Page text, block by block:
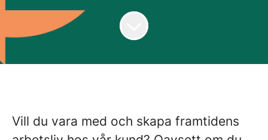
Vill du vara med och skapa framtidens